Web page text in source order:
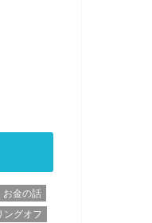
お金の話
ングオフ